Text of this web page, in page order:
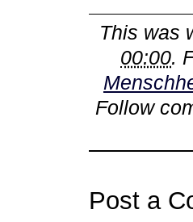
This was
00:00.
Follow
Post a